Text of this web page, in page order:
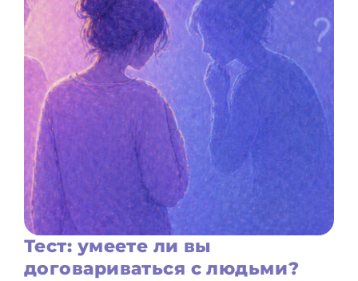
Тест: умеете ли вы
договариваться с людьми?